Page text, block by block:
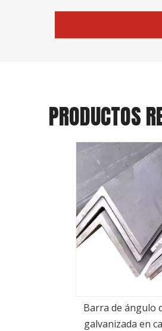
PRODUCTOS
Canal en U
aluminio de